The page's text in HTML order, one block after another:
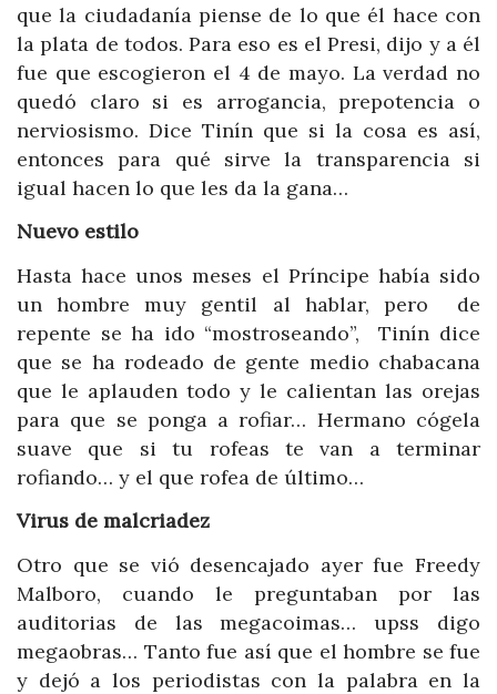
que la ciudadanía piense de lo que él hace con
la plata de todos. Para eso es el Presi, dijo y a él
fue que escogieron el 4 de mayo. La verdad no
quedó claro si es arrogancia, prepotencia o
nerviosismo. Dice Tinín que si la cosa es así,
entonces para qué sirve la transparencia si
igual hacen lo que les da la gana…
Nuevo estilo
Hasta hace unos meses el Príncipe había sido
un hombre muy gentil al hablar, pero de
repente se ha ido “mostroseando”, Tinín dice
que se ha rodeado de gente medio chabacana
que le aplauden todo y le calientan las orejas
para que se ponga a rofiar… Hermano cógela
suave que si tu rofeas te van a terminar
rofiando… y el que rofea de último…
Virus de malcriadez
Otro que se vió desencajado ayer fue Freedy
Malboro, cuando le preguntaban por las
auditorias de las megacoimas… upss digo
megaobras… Tanto fue así que el hombre se fue
y dejó a los periodistas con la palabra en la